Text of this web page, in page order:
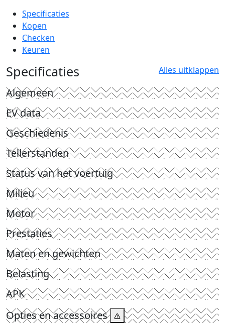
Specificaties
Kopen
Checken
Keuren
Specificaties Alles uitklappen
Algemeen
EV data
Geschiedenis
Tellerstanden
Status van het voertuig
Milieu
Motor
Prestaties
Maten en gewichten
Belasting
APK
Opties en accessoires